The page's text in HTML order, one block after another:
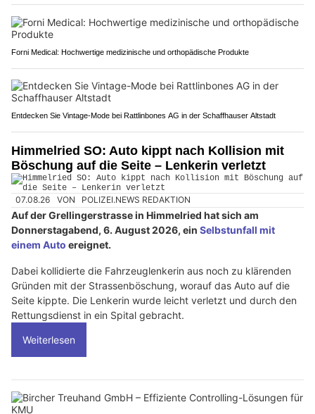
Forni Medical: Hochwertige medizinische und orthopädische Produkte
Entdecken Sie Vintage-Mode bei Rattlinbones AG in der Schaffhauser Altstadt
Himmelried SO: Auto kippt nach Kollision mit
Böschung auf die Seite – Lenkerin verletzt
07.08.26 VON POLIZEI.NEWS REDAKTION
Auf der Grellingerstrasse in Himmelried hat sich am
Donnerstagabend, 6. August 2026, ein Selbstunfall mit
einem Auto ereignet.
Dabei kollidierte die Fahrzeuglenkerin aus noch zu klärenden
Gründen mit der Strassenböschung, worauf das Auto auf die
Seite kippte. Die Lenkerin wurde leicht verletzt und durch den
Rettungsdienst in ein Spital gebracht.
Weiterlesen